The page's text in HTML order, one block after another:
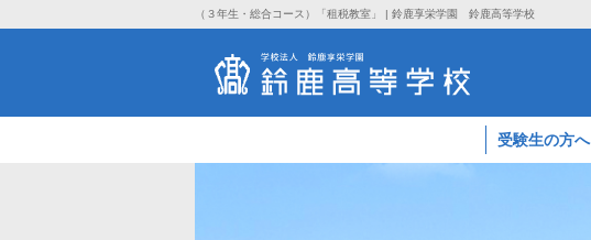
（３年生・総合コース）「租税教室」 | 鈴鹿享栄学園 鈴鹿高等学校
受験生の方へ